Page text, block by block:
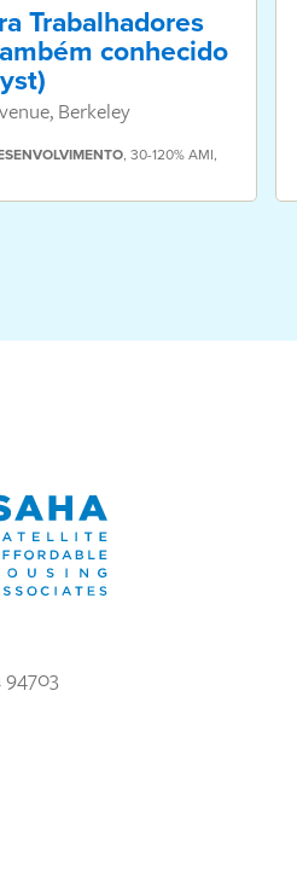
Trabalhadores
conhecido
Berkeley
, 30-120% AMI,
94703